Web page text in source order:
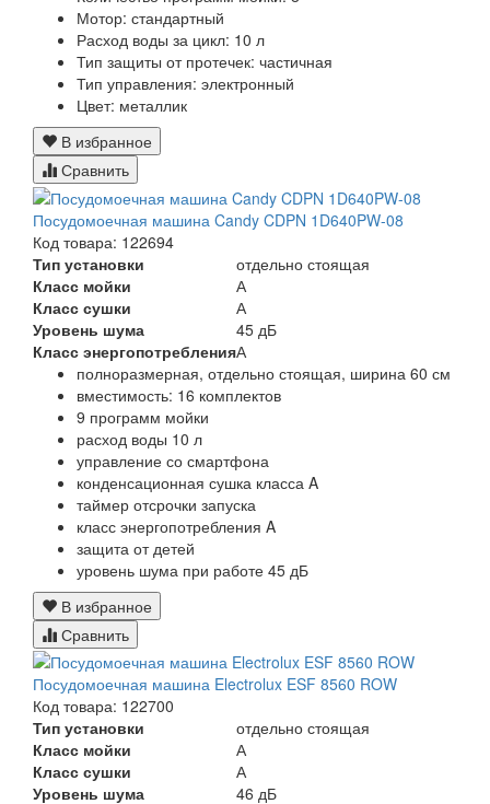
Мотор: стандартный
Расход воды за цикл: 10 л
Тип защиты от протечек: частичная
Тип управления: электронный
Цвет: металлик
В избранное
Сравнить
Посудомоечная машина Candy CDPN 1D640PW-08
Код товара: 122694
Тип установки
отдельно стоящая
Класс мойки
А
Класс сушки
А
Уровень шума
45 дБ
Класс энергопотребленияА
полноразмерная, отдельно стоящая, ширина 60 см
вместимость: 16 комплектов
9 программ мойки
расход воды 10 л
управление со смартфона
конденсационная сушка класса A
таймер отсрочки запуска
класс энергопотребления A
защита от детей
уровень шума при работе 45 дБ
В избранное
Сравнить
Посудомоечная машина Electrolux ESF 8560 ROW
Код товара: 122700
Тип установки
отдельно стоящая
Класс мойки
А
Класс сушки
А
Уровень шума
46 дБ